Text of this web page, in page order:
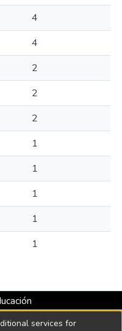
4
4
2
2
2
1
1
1
1
1
hasta 2026 -
services for